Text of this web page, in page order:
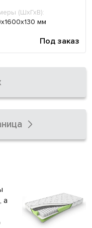
(ШхГхВ):
мм
Под заказ
а